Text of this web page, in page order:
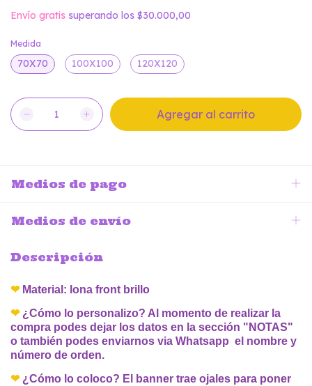
Envío gratis superando los $30.000,00
Medida
70X70 100X100 120X120
Medios de pago
Medios de envío
Descripción
❤ Material: lona front brillo
❤ ¿Cómo lo personalizo? Al momento de realizar la
compra podes dejar los datos en la sección "NOTAS"
o también podes enviarnos via Whatsapp el nombre y
número de orden.
❤ ¿Cómo lo coloco? El banner trae ojales para poner